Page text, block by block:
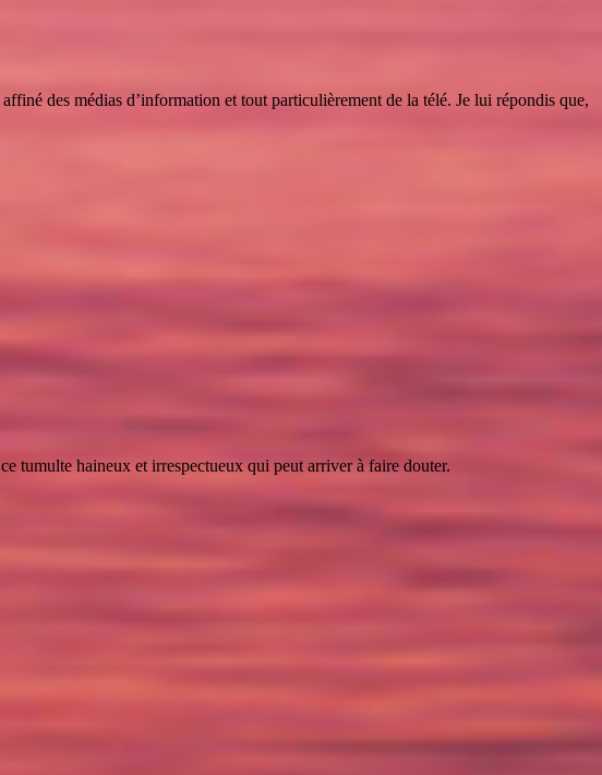
des médias d’information et tout particulièrement de la télé. Je lui répondis que,
tumulte haineux et irrespectueux qui peut arriver à faire douter.